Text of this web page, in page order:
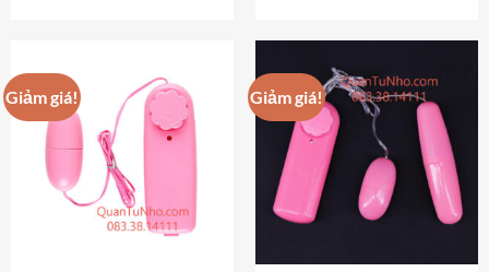
có
nhiều
biến
thể.
Các
tùy
chọn
Giảm giá! Giảm giá!